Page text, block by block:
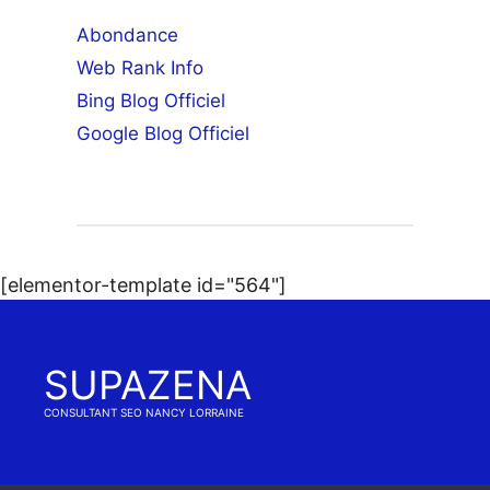
Abondance
Web Rank Info
Bing Blog Officiel
Google Blog Officiel
[elementor-template id="564"]
SUPAZENA
CONSULTANT SEO NANCY LORRAINE